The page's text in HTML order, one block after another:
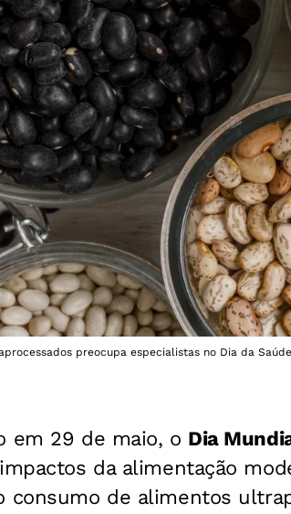
preocupa especialistas no Dia da
em 29 de maio, o Dia
da alimentação
consumo de alimentos